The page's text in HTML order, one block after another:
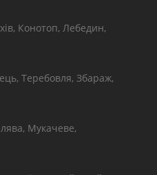
Конотоп, Лебедин,
Теребовля, Збараж,
Мукачеве,